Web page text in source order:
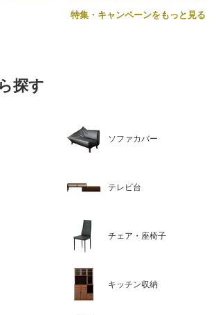
特集・キャンペーンをもっと見る
探す
ソファカバー
テレビ台
チェア・座椅子
キッチン収納